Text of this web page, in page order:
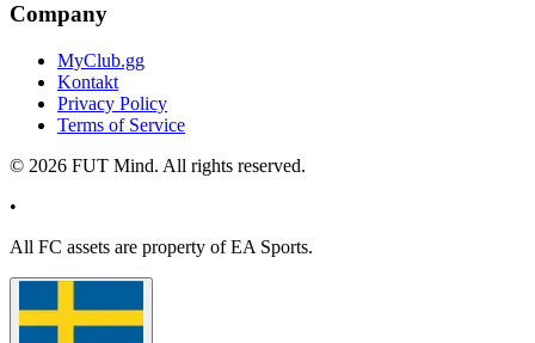
Company
MyClub.gg
Kontakt
Privacy Policy
Terms of Service
© 2026 FUT Mind. All rights reserved.
•
All FC assets are property of EA Sports.